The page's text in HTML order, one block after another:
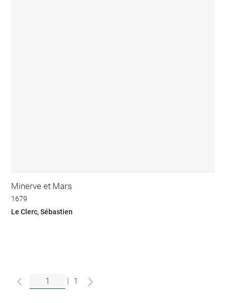
Minerve et Mars
1679
Le Clerc, Sébastien
| 1